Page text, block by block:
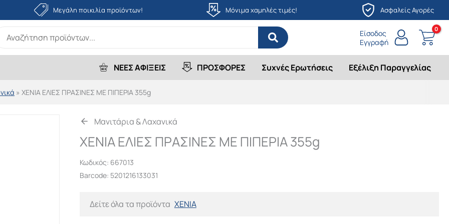
Μεγάλη ποικιλία προϊόντων! Μόνιμα χαμηλές τιμές! Ασφαλείς Αγορές
Είσοδος
Εγγραφή
ΝΕΕΣ ΑΦΙΞΕΙΣ ΠΡΟΣΦΟΡΕΣ Συχνές Ερωτήσεις Εξέλιξη Παραγγελίας
» XENIA ΕΛΙΕΣ ΠΡΑΣΙΝΕΣ ΜΕ ΠΙΠΕΡΙΑ 355g
Μανιτάρια & Λαχανικά
XENIA ΕΛΙΕΣ ΠΡΑΣΙΝΕΣ ΜΕ ΠΙΠΕΡΙΑ 355g
Κωδικός: 667013
Barcode: 5201216133031
Δείτε όλα τα προϊόντα XENIA